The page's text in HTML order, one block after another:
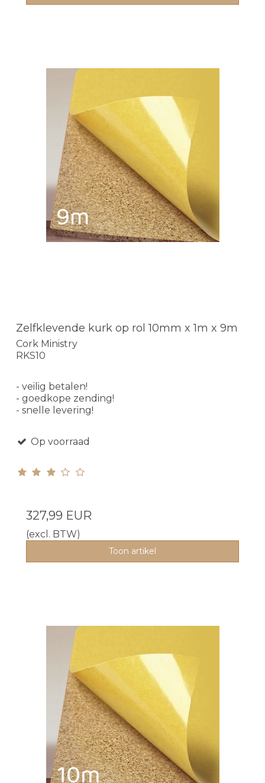
Zelfklevende kurk op rol 10mm x 1m x 9m
Cork Ministry
RKS10
- veilig betalen!
- goedkope zending!
- snelle levering!
Op voorraad
327,99 EUR
(excl. BTW)
Toon artikel